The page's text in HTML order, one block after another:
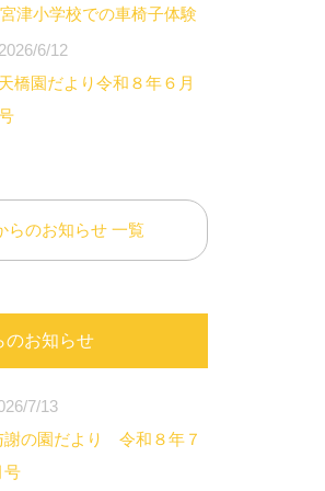
宮津小学校での車椅子体験
2026/6/12
天橋園だより令和８年６月
らのお知らせ 一覧
のお知らせ
7/13
謝の園だより 令和８年７
号